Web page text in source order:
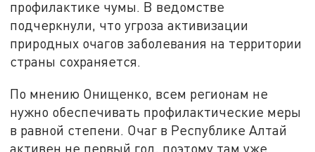
профилактике чумы. В ведомстве
подчеркнули, что угроза активизации
природных очагов заболевания на территории
страны сохраняется.
По мнению Онищенко, всем регионам не
нужно обеспечивать профилактические меры
в равной степени. Очаг в Республике Алтай
активен не первый год, поэтому там уже